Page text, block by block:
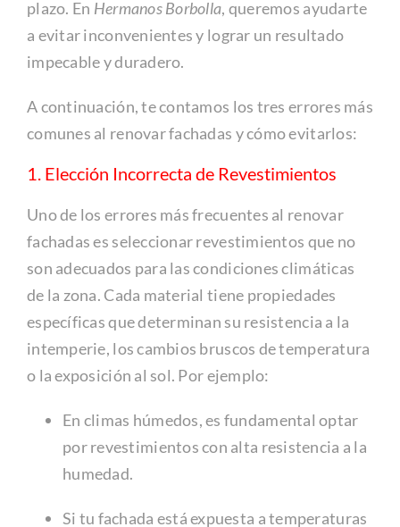
plazo. En Hermanos Borbolla, queremos ayudarte
a evitar inconvenientes y lograr un resultado
impecable y duradero.
A continuación, te contamos los tres errores más
comunes al renovar fachadas y cómo evitarlos:
1. Elección Incorrecta de Revestimientos
Uno de los errores más frecuentes al renovar
fachadas es seleccionar revestimientos que no
son adecuados para las condiciones climáticas
de la zona. Cada material tiene propiedades
específicas que determinan su resistencia a la
intemperie, los cambios bruscos de temperatura
o la exposición al sol. Por ejemplo:
En climas húmedos, es fundamental optar
por revestimientos con alta resistencia a la
humedad.
Si tu fachada está expuesta a temperaturas